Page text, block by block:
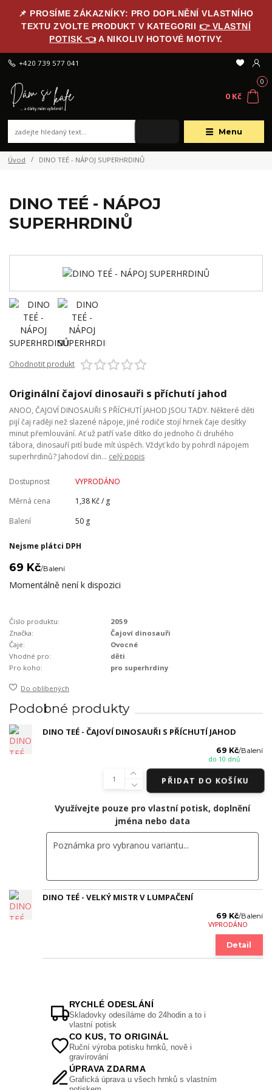
📌 PROSÍME ZÁKAZNÍKY: PRO DOPLNĚNÍ VLASTNÍHO
TEXTU ZVOLTE PRODUKT V KATEGORII 👉 VLASTNÍ
POTISK 👈 A NIKOLIV HOTOVÉ MOTIVY.
Menu
+420 739 577 041
0
0 Kč
Úvod DINO TEÉ - NÁPOJ SUPERHRDINŮ
DINO TEÉ - NÁPOJ
SUPERHRDINŮ
Ohodnotit produkt
Originální čajoví dinosauři s příchutí jahod
ANOO, ČAJOVÍ DINOSAUŘI S PŘÍCHUTÍ JAHOD JSOU TADY. Některé děti
pijí čaj raději než slazené nápoje, jiné rodiče stojí hrnek čaje desítky
minut přemlouvání. Ať už patří vaše dítko do jednoho či druhého
tábora, dinosauří pití bude mít úspěch. Vždyť kdo by pohrdl nápojem
superhrdinů? Jahodoví din... celý popis
Dostupnost
VYPRODÁNO
Měrná cena
1,38 Kč / g
Balení
50 g
Nejsme plátci DPH
69 Kč/Balení
Momentálně není k dispozici
Číslo produktu:
2059
Značka:
Čajoví dinosauři
Čaje:
Ovocné
Vhodné pro:
děti
Pro koho:
pro superhrdiny
Do oblíbených
Podobné produkty
DINO TEÉ - ČAJOVÍ DINOSAUŘI S PŘÍCHUTÍ JAHOD
69 Kč/Balení
do 10 dnů
PŘIDAT DO KOŠÍKU
Využívejte pouze pro vlastní potisk, doplnění
jména nebo data
DINO TEÉ - VELKÝ MISTR V LUMPAČENÍ
69 Kč/Balení
VYPRODÁNO
Detail
RYCHLÉ ODESLÁNÍ
Skladovky odesíláme do 24hodin a to i
vlastní potisk
CO KUS, TO ORIGINÁL
Ruční výroba potisku hrnků, nově i
gravírování
ÚPRAVA ZDARMA
Grafická úprava u všech hrnků s vlastním